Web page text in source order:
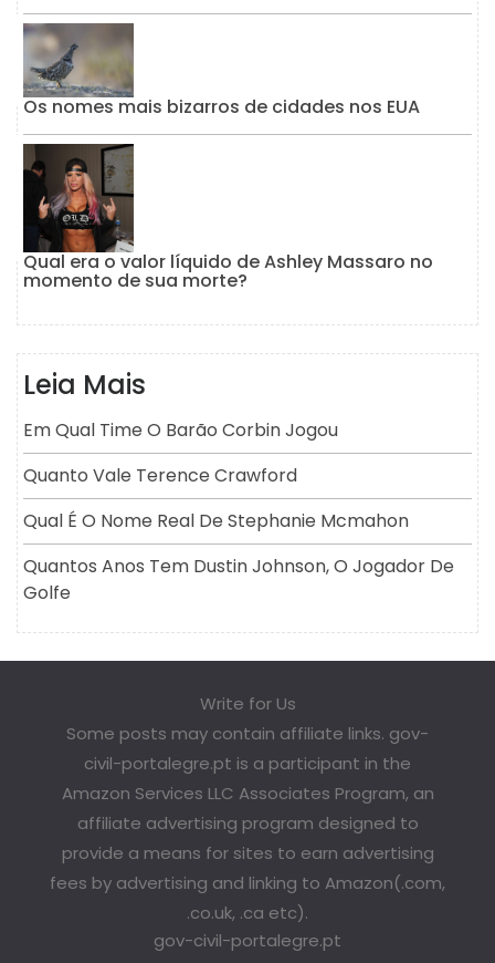
Os nomes mais bizarros de cidades nos EUA
Qual era o valor líquido de Ashley Massaro no
momento de sua morte?
Leia Mais
Em Qual Time O Barão Corbin Jogou
Quanto Vale Terence Crawford
Qual É O Nome Real De Stephanie Mcmahon
Quantos Anos Tem Dustin Johnson, O Jogador De
Golfe
Write for Us
Some posts may contain affiliate links. gov-
civil-portalegre.pt is a participant in the
Amazon Services LLC Associates Program, an
affiliate advertising program designed to
provide a means for sites to earn advertising
fees by advertising and linking to Amazon(.com,
.co.uk, .ca etc).
gov-civil-portalegre.pt